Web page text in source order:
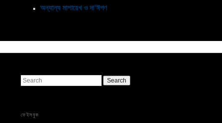
অন্যান্য মাশায়েখ ও দা’ঈগণ
Search
ফেইসবুক